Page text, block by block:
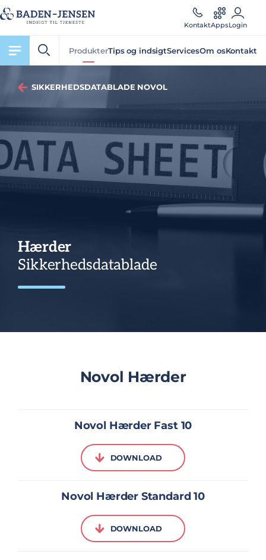
KontaktAppsLogin
ProdukterTips og indsigtServicesOm osKontakt
SIKKERHEDSDATABLADE NOVOL
Hærder
Sikkerhedsdatablade
Novol Hærder
Novol Hærder Fast 10
DOWNLOAD
Novol Hærder Standard 10
DOWNLOAD